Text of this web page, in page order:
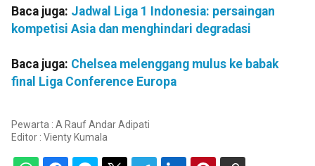
Baca juga: Jadwal Liga 1 Indonesia: persaingan
kompetisi Asia dan menghindari degradasi
Baca juga: Chelsea melenggang mulus ke babak
final Liga Conference Europa
Pewarta : A Rauf Andar Adipati
Editor : Vienty Kumala